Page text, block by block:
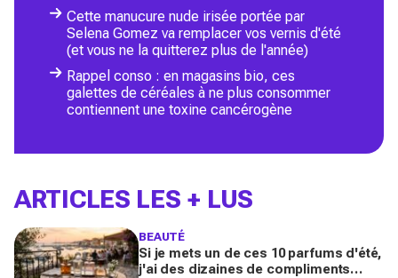
Cette manucure nude irisée portée par
Selena Gomez va remplacer vos vernis d'été
(et vous ne la quitterez plus de l'année)
Rappel conso : en magasins bio, ces
galettes de céréales à ne plus consommer
contiennent une toxine cancérogène
ARTICLES LES + LUS
BEAUTÉ
Si je mets un de ces 10 parfums d'été,
j'ai des dizaines de compliments